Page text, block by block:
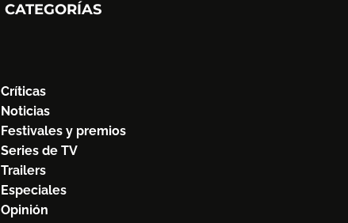
CATEGORÍAS
Críticas
Noticias
Festivales y premios
Series de TV
Trailers
Especiales
Opinión